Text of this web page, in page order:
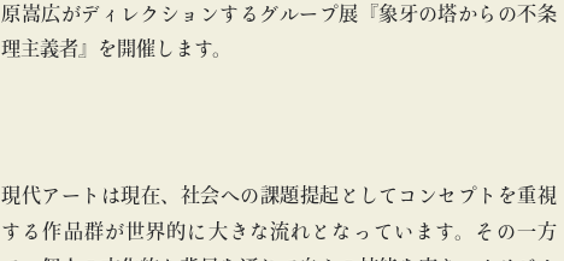
原嵩広がディレクションするグループ展『象牙の塔からの不条
理主義者』を開催します。
現代アートは現在、社会への課題提起としてコンセプトを重視
する作品群が世界的に大きな流れとなっています。その一方